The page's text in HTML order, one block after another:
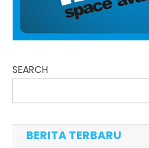
SEARCH
BERITA TERBARU